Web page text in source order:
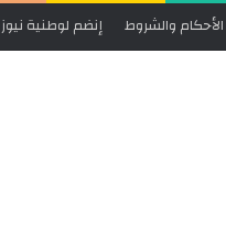
الأحكام والشروط إنضم لوطنية نيوز